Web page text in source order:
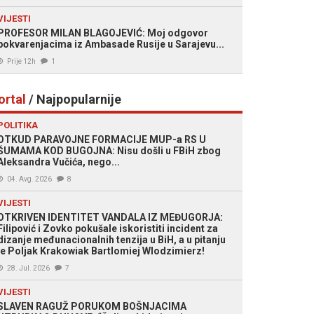
MILAN BLAGOJEVIĆ: Moj odgovor
iz Ambasade Rusije u Sarajevu...
Prije 12h 1
/ Najpopularnije
PARAVOJNE FORMACIJE MUP-a RS U
KOD BUGOJNA: Nisu došli u FBiH zbog
Vučića, nego...
04. Avg. 2026 8
IDENTITET VANDALA IZ MEĐUGORJA:
i Zovko pokušale iskoristiti incident za
međunacionalnih tenzija u BiH, a u pitanju
Poljak Krakowiak Bartlomiej Wlodzimierz!
28. Jul. 2026 7
RAGUŽ PORUKOM BOŠNJACIMA